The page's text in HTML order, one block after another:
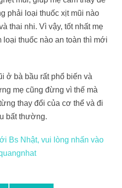
phải loại thuốc xịt mũi nào
thai nhi. Vì vậy, tốt nhất mẹ
loại thuốc nào an toàn thì mới
ở bà bầu rất phổ biến và
mẹ cũng đừng vì thế mà
thay đổi của cơ thể và đi
bất thường.
Bs Nhật, vui lòng nhấn vào